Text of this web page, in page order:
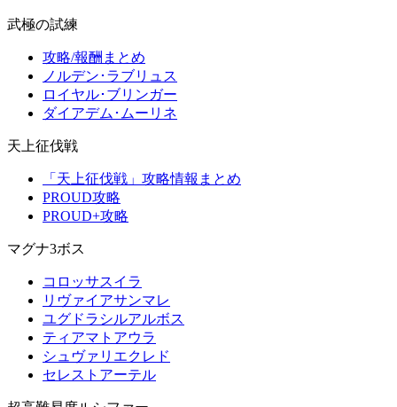
武極の試練
攻略/報酬まとめ
ノルデン･ラブリュス
ロイヤル･ブリンガー
ダイアデム･ムーリネ
天上征伐戦
「天上征伐戦」攻略情報まとめ
PROUD攻略
PROUD+攻略
マグナ3ボス
コロッサスイラ
リヴァイアサンマレ
ユグドラシルアルボス
ティアマトアウラ
シュヴァリエクレド
セレストアーテル